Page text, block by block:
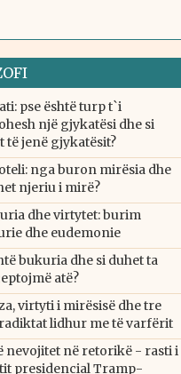
pse është turp t`i
një gjykatësi dhe si
të jenë gjykatësit?
nga buron mirësia dhe
njeriu i mirë?
dhe virtytet: burim
dhe eudemonie
bukuria dhe si duhet ta
atë?
virtyti i mirësisë dhe tre
lidhur me të varfërit
nevojitet në retorikë - rasti i
presidencial Tramp-